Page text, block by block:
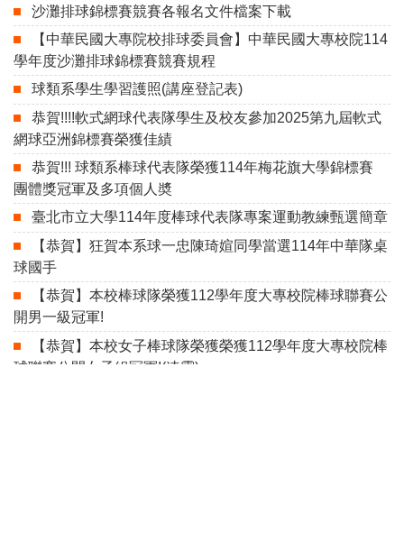
沙灘排球錦標賽競賽各報名文件檔案下載
【中華民國大專院校排球委員會】中華民國大專校院114
學年度沙灘排球錦標賽競賽規程
球類系學生學習護照(講座登記表)
恭賀!!!!軟式網球代表隊學生及校友參加2025第九屆軟式
網球亞洲錦標賽榮獲佳績
恭賀!!! 球類系棒球代表隊榮獲114年梅花旗大學錦標賽
團體獎冠軍及多項個人奬
臺北市立大學114年度棒球代表隊專案運動教練甄選簡章
【恭賀】狂賀本系球一忠陳琦媗同學當選114年中華隊桌
球國手
【恭賀】本校棒球隊榮獲112學年度大專校院棒球聯賽公
開男一級冠軍!
【恭賀】本校女子棒球隊榮獲榮獲112學年度大專校院棒
球聯賽公開女子組冠軍!(連霸)